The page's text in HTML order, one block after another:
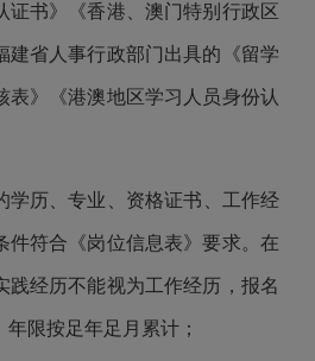
证书》《香港、澳门特别行政区
建省人事行政部门出具的《留学
表》《港澳地区学习人员身份认
学历、专业、资格证书、工作经
件符合 《岗位信息表》要求。在
践经历不能视为工作经历，报名
年限按足年足月累计；